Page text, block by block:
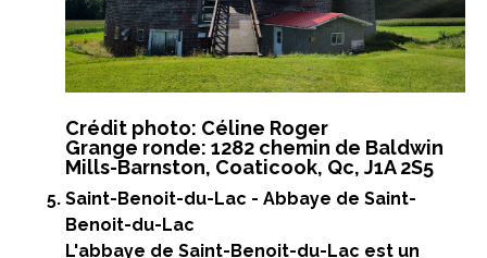
Crédit photo: Céline Roger
Grange ronde: 1282 chemin de Baldwin
Mills-Barnston, Coaticook, Qc, J1A 2S5
Saint-Benoit-du-Lac - Abbaye de Saint-
Benoit-du-Lac
L'abbaye de Saint-Benoit-du-Lac est un